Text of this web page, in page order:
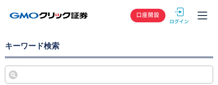
GMOクリック
口座開設
キーワード検索